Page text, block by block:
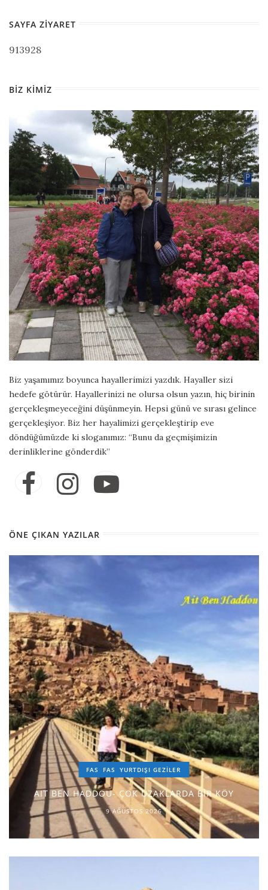
SAYFA ZIYARET
913928
BIZ KIMIZ
Biz yaşamımız boyunca hayallerimizi yazdık. Hayaller sizi
hedefe götürür. Hayallerinizi ne olursa olsun yazın, hiç birinin
gerçekleşmeyeceğini düşünmeyin. Hepsi günü ve sırası gelince
gerçekleşiyor. Biz her hayalimizi gerçekleştirip eve
döndüğümüzde ki sloganımız: “Bunu da geçmişimizin
derinliklerine gönderdik”
ÖNE ÇIKAN YAZILAR
FAS FAS YURTDIŞI GEZILER
AIT BEN HADDOU- ÇOK UZAKLARDA BİR KÖY
9 AĞUSTOS 2026